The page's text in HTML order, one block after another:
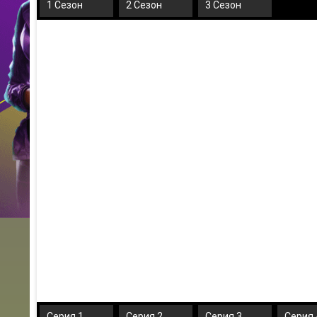
1 Сезон 2 Сезон 3 Сезон